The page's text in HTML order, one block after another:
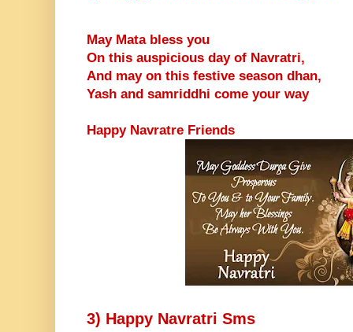
May Mata bless you
On this auspicious day of Navratri,
And may on this festive season dhan,
Yash and samriddhi come your way
Happy Navratre Friends
3) Happy Navratri Sms